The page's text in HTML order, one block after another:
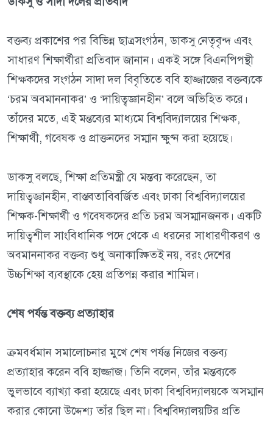
বক্তব্য প্রকাশের পর বিভিন্ন ছাত্রসংগঠন, ডাকসু নেতৃবৃন্দ এবং
সাধারণ শিক্ষার্থীরা প্রতিবাদ জানান। একই সঙ্গে বিএনপিপন্থী
শিক্ষকদের সংগঠন সাদা দল বিবৃতিতে ববি হাজ্জাজের বক্তব্যকে
‘চরম অবমাননাকর’ ও ‘দায়িত্বজ্ঞানহীন’ বলে অভিহিত করে।
তাঁদের মতে, এই মন্তব্যের মাধ্যমে বিশ্ববিদ্যালয়ের শিক্ষক,
শিক্ষার্থী, গবেষক ও প্রাক্তনদের সম্মান ক্ষুণ্ন করা হয়েছে।
ডাকসু বলছে, শিক্ষা প্রতিমন্ত্রী যে মন্তব্য করেছেন, তা
দায়িত্বজ্ঞানহীন, বাস্তবতাবিবর্জিত এবং ঢাকা বিশ্ববিদ্যালয়ের
শিক্ষক-শিক্ষার্থী ও গবেষকদের প্রতি চরম অসম্মানজনক। একটি
দায়িত্বশীল সাংবিধানিক পদে থেকে এ ধরনের সাধারণীকরণ ও
অবমাননাকর বক্তব্য শুধু অনাকাঙ্ক্ষিতই নয়, বরং দেশের
উচ্চশিক্ষা ব্যবস্থাকে হেয় প্রতিপন্ন করার শামিল।
শেষ পর্যন্ত বক্তব্য প্রত্যাহার
ক্রমবর্ধমান সমালোচনার মুখে শেষ পর্যন্ত নিজের বক্তব্য
প্রত্যাহার করেন ববি হাজ্জাজ। তিনি বলেন, তাঁর মন্তব্যকে
ভুলভাবে ব্যাখ্যা করা হয়েছে এবং ঢাকা বিশ্ববিদ্যালয়কে অসম্মান
করার কোনো উদ্দেশ্য তাঁর ছিল না। বিশ্ববিদ্যালয়টির প্রতি